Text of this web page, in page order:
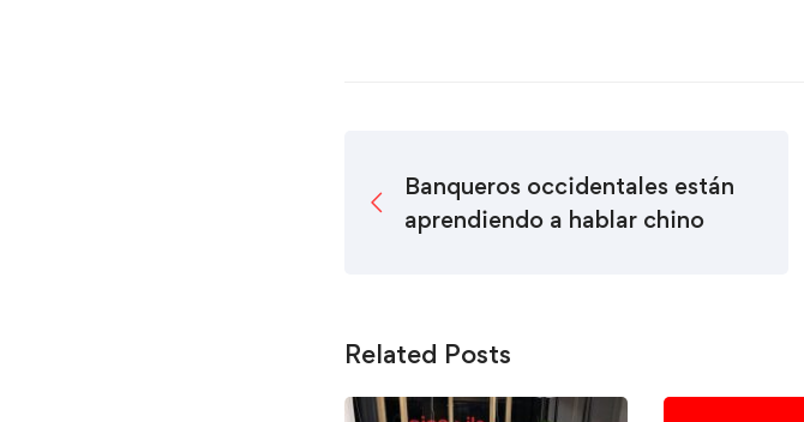
Banqueros occidentales están
aprendiendo a hablar chino
Related Posts